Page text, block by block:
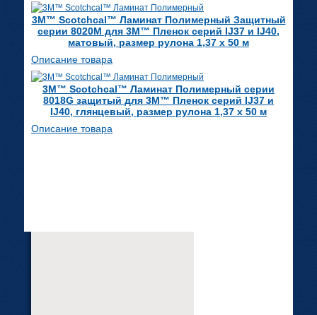
3M™ Scotchcal™ Ламинат Полимерный Защитный
серии 8020М для 3M™ Пленок серий IJ37 и IJ40,
матовый, размер рулона 1,37 х 50 м
Описание товара
3M™ Scotchcal™ Ламинат Полимерный серии
8018G защитый для 3M™ Пленок серий IJ37 и
IJ40, глянцевый, размер рулона 1,37 х 50 м
Описание товара